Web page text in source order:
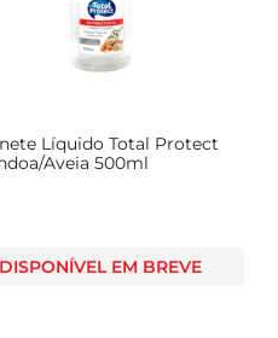
Líquido Total Protect
Aveia 500ml
DISPONÍVEL EM BREVE